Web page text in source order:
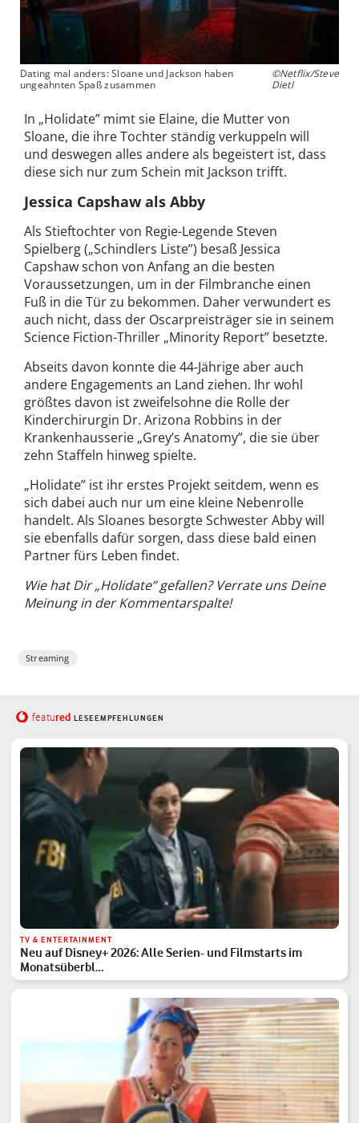
Dating mal anders: Sloane und Jackson haben
ungeahnten Spaß zusammen
©Netflix/Steve
Dietl
In „Holidate” mimt sie Elaine, die Mutter von
Sloane, die ihre Tochter ständig verkuppeln will
und deswegen alles andere als begeistert ist, dass
diese sich nur zum Schein mit Jackson trifft.
Jessica Capshaw als Abby
Als Stieftochter von Regie-Legende Steven
Spielberg („Schindlers Liste”) besaß Jessica
Capshaw schon von Anfang an die besten
Voraussetzungen, um in der Filmbranche einen
Fuß in die Tür zu bekommen. Daher verwundert es
auch nicht, dass der Oscarpreisträger sie in seinem
Science Fiction-Thriller „Minority Report” besetzte.
Abseits davon konnte die 44-Jährige aber auch
andere Engagements an Land ziehen. Ihr wohl
größtes davon ist zweifelsohne die Rolle der
Kinderchirurgin Dr. Arizona Robbins in der
Krankenhausserie „Grey’s Anatomy”, die sie über
zehn Staffeln hinweg spielte.
„Holidate” ist ihr erstes Projekt seitdem, wenn es
sich dabei auch nur um eine kleine Nebenrolle
handelt. Als Sloanes besorgte Schwester Abby will
sie ebenfalls dafür sorgen, dass diese bald einen
Partner fürs Leben findet.
Wie hat Dir „Holidate” gefallen? Verrate uns Deine
Meinung in der Kommentarspalte!
Streaming
featured LESEEMPFEHLUNGEN
TV & ENTERTAINMENT
Neu auf Disney+ 2026: Alle Serien- und Filmstarts im
Monatsüberbl…